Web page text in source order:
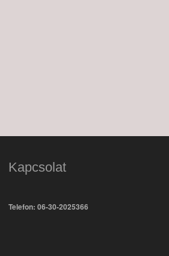
Kapcsolat
Telefon: 06-30-2025366